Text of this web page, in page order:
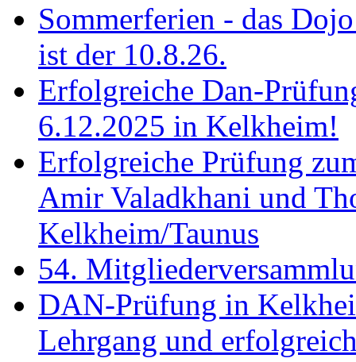
Sommerferien - das
ist der 10.8.26.
Erfolgreiche Dan-
6.12.2025 in Kelkheim!
Erfolgreiche Prüfung
Amir Valadkhani und
Kelkheim/Taunus
54.
DAN-Prüfung in
Lehrgang und